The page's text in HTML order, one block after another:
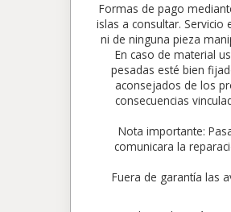
Formas de pago
islas a consultar.
ni de ninguna pieza
En caso de material
pesadas esté bien
aconsejados de los
consecuencias
Nota importante:
comunicara la
Fuera de garantía las